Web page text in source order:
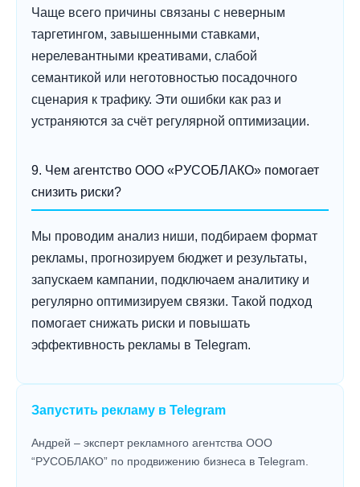
Чаще всего причины связаны с неверным
таргетингом, завышенными ставками,
нерелевантными креативами, слабой
семантикой или неготовностью посадочного
сценария к трафику. Эти ошибки как раз и
устраняются за счёт регулярной оптимизации.
9. Чем агентство ООО «РУСОБЛАКО» помогает
снизить риски?
Мы проводим анализ ниши, подбираем формат
рекламы, прогнозируем бюджет и результаты,
запускаем кампании, подключаем аналитику и
регулярно оптимизируем связки. Такой подход
помогает снижать риски и повышать
эффективность рекламы в Telegram.
Запустить рекламу в Telegram
Андрей – эксперт рекламного агентства ООО
“РУСОБЛАКО” по продвижению бизнеса в Telegram.